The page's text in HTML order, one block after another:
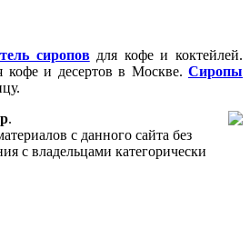
сироповдля кофе и коктейлей.
кофе и десертов в Москве. Сиропы
.
с данного сайта без
с владельцами категорически